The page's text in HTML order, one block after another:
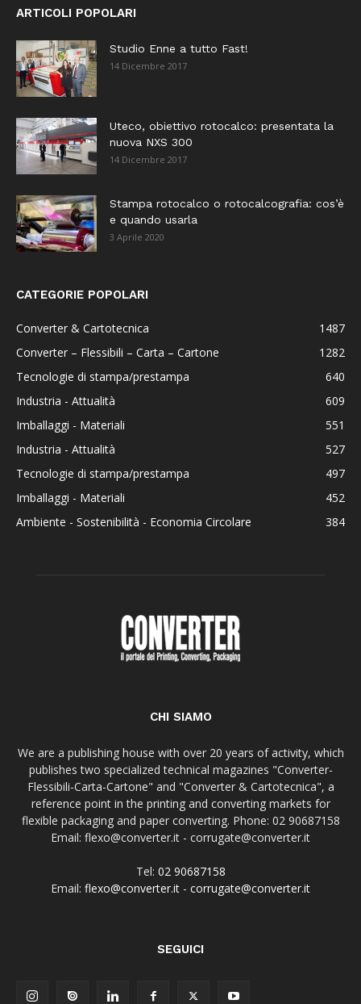
ARTICOLI POPOLARI
Studio Enne a tutto Fast!
14 Dicembre 2017
Uteco, obiettivo rotocalco: presentata la
nuova NXS 300
14 Dicembre 2017
Stampa rotocalco o rotocalcografia: cos’è
e quando usarla
3 Aprile 2020
CATEGORIE POPOLARI
Converter & Cartotecnica
1487
Converter – Flessibili – Carta – Cartone
1282
Tecnologie di stampa/prestampa
640
Industria - Attualità
609
Imballaggi - Materiali
551
Industria - Attualità
527
Tecnologie di stampa/prestampa
497
Imballaggi - Materiali
452
Ambiente - Sostenibilità - Economia Circolare
384
CHI SIAMO
We are a publishing house with over 20 years of activity, which
publishes two specialized technical magazines "Converter-
Flessibili-Carta-Cartone" and "Converter & Cartotecnica", a
reference point in the printing and converting markets for
flexible packaging and paper converting. Phone: 02 90687158
Email: flexo@converter.it - corrugate@converter.it
Tel: 02 90687158
Email: flexo@converter.it - corrugate@converter.it
SEGUICI